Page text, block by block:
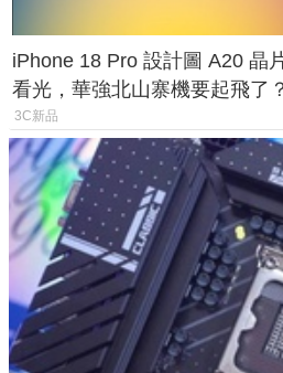
iPhone 18 Pro 設計圖 A20 晶
看光，華強北山寨機要起飛了
山寨機無法復刻兩大關鍵
3C新品